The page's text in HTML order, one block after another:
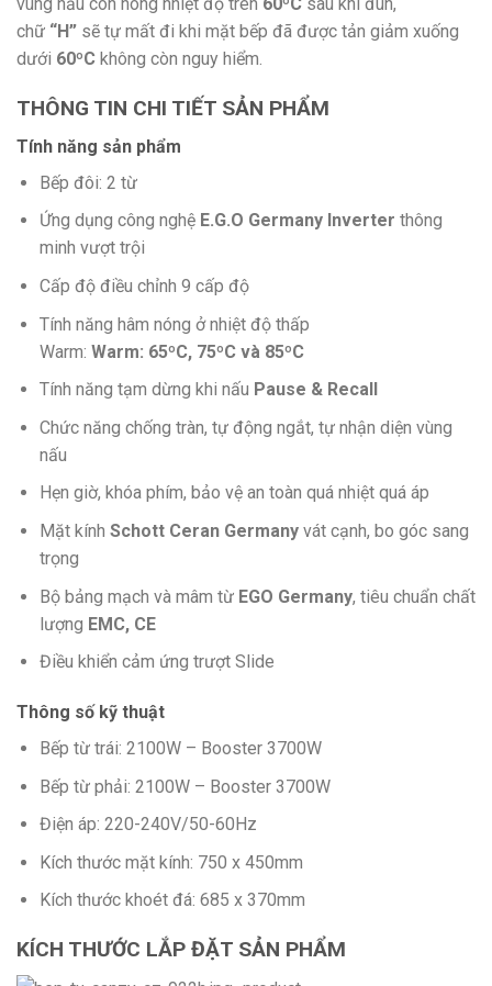
vùng nấu còn nóng nhiệt độ trên 60ºC sau khi đun,
chữ “H” sẽ tự mất đi khi mặt bếp đã được tản giảm xuống
dưới 60ºC không còn nguy hiểm.
THÔNG TIN CHI TIẾT SẢN PHẨM
Tính năng sản phẩm
Bếp đôi: 2 từ
Ứng dụng công nghệ E.G.O Germany Inverter thông
minh vượt trội
Cấp độ điều chỉnh 9 cấp độ
Tính năng hâm nóng ở nhiệt độ thấp
Warm: Warm: 65ºC, 75ºC và 85ºC
Tính năng tạm dừng khi nấu Pause & Recall
Chức năng chống tràn, tự động ngắt, tự nhận diện vùng
nấu
Hẹn giờ, khóa phím, bảo vệ an toàn quá nhiệt quá áp
Mặt kính Schott Ceran Germanyvát cạnh, bo góc sang
trọng
Bộ bảng mạch và mâm từ EGO Germany, tiêu chuẩn chất
lượng EMC, CE
Điều khiển cảm ứng trượt Slide
Thông số kỹ thuật
Bếp từ trái: 2100W – Booster 3700W
Bếp từ phải: 2100W – Booster 3700W
Điện áp: 220-240V/50-60Hz
Kích thước mặt kính: 750 x 450mm
Kích thước khoét đá: 685 x 370mm
KÍCH THƯỚC LẮP ĐẶT SẢN PHẨM